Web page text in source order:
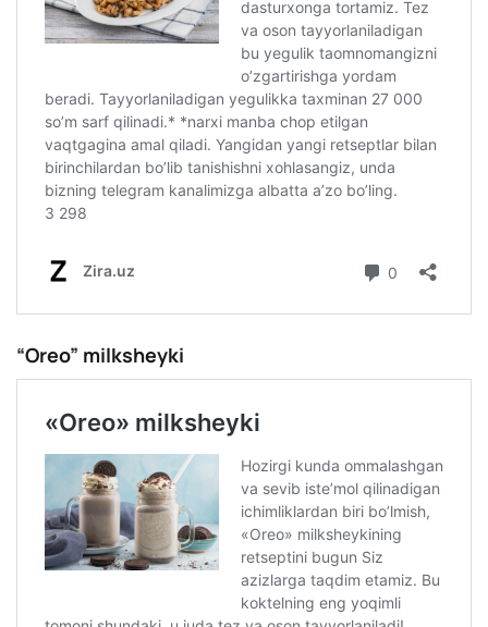
“Oreo” milksheyki